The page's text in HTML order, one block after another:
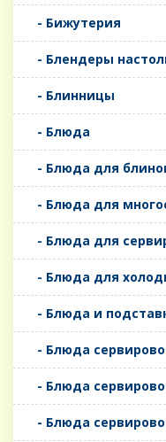
- Бижутерия
- Блендеры
- Блинницы
- Блюда
- Блюда для
- Блюда для
- Блюда для
- Блюда для
- Блюда и
- Блюда
- Блюда
- Блюда